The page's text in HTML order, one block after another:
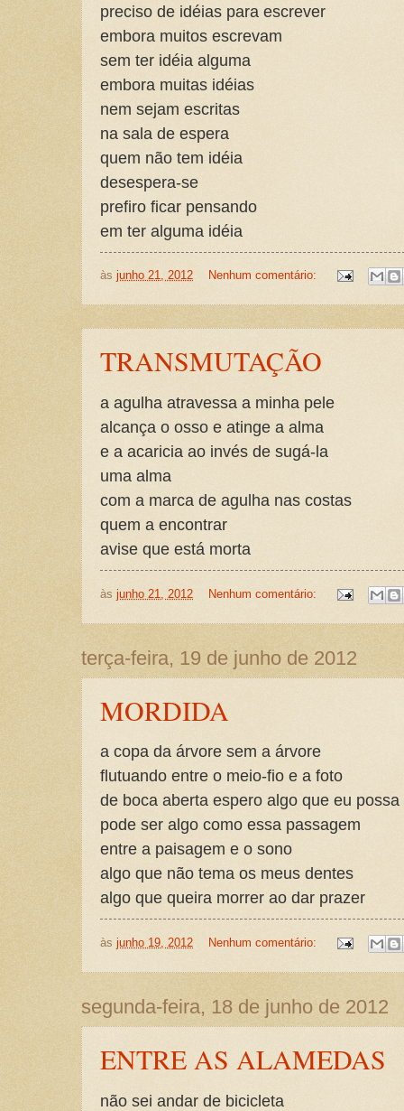
preciso de idéias para escrever
embora muitos escrevam
sem ter idéia alguma
embora muitas idéias
nem sejam escritas
na sala de espera
quem não tem idéia
desespera-se
prefiro ficar pensando
em ter alguma idéia
às junho 21, 2012 Nenhum comentário:
TRANSMUTAÇÃO
a agulha atravessa a minha pele
alcança o osso e atinge a alma
e a acaricia ao invés de sugá-la
uma alma
com a marca de agulha nas costas
quem a encontrar
avise que está morta
às junho 21, 2012 Nenhum comentário:
terça-feira, 19 de junho de 2012
MORDIDA
a copa da árvore sem a árvore
flutuando entre o meio-fio e a foto
de boca aberta espero algo que eu possa
pode ser algo como essa passagem
entre a paisagem e o sono
algo que não tema os meus dentes
algo que queira morrer ao dar prazer
às junho 19, 2012 Nenhum comentário:
segunda-feira, 18 de junho de 2012
ENTRE AS ALAMEDAS
não sei andar de bicicleta